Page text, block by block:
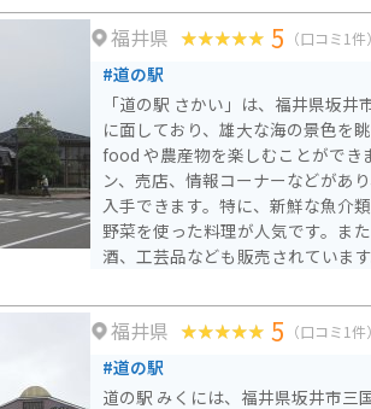
してください。
福井県 5 （口コミ1件）
#道の駅
「道の駅 さかい」は、福井県坂
に面しており、雄大な海の景色を
food や農産物を楽しむことができます。 施設内には、
ン、売店、情報コーナーなどがあ
入手できます。特に、新鮮な魚介
野菜を使った料理が人気です。ま
酒、工芸品なども販売されています。 バイクで訪れる場合
り、ツーリングの休憩場所として
されているので、安心してバイクを
辺には、東尋坊や雄島など、風光
います。道の駅 さかいを拠点に、
福井県 5 （口コミ1件）
#道の駅
道の駅 みくには、福井県坂井市三